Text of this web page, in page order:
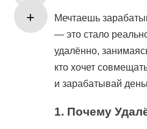
Мечтаешь
— это стало
удалённо,
кто хочет
и зарабатывай
1. Почему